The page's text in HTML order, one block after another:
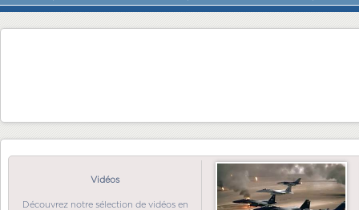
Vidéos
Découvrez notre sélection de vidéos en